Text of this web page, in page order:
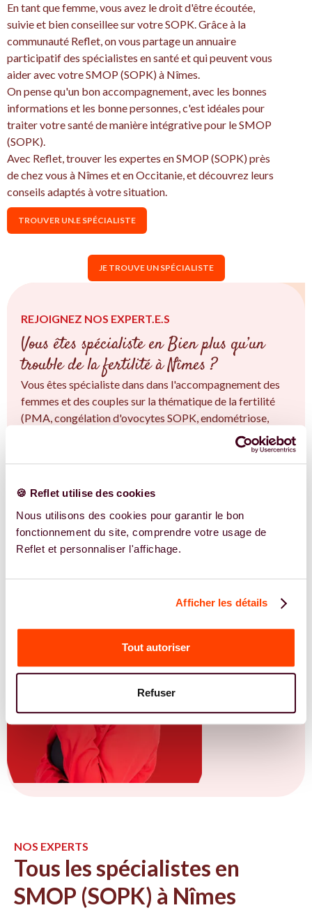
🍪 Reflet utilise des cookies
Nous utilisons des cookies pour garantir le bon
fonctionnement du site, comprendre votre usage de
Reflet et personnaliser l'affichage.
Afficher les détails
Tout autoriser
Refuser
En tant que femme, vous avez le droit d'être écoutée,
suivie et bien conseillee sur votre SOPK. Grâce à la
communauté Reflet, on vous partage un annuaire
participatif des spécialistes en santé et qui peuvent vous
aider avec votre SMOP (SOPK) à Nîmes.
On pense qu'un bon accompagnement, avec les bonnes
informations et les bonne personnes, c'est idéales pour
traiter votre santé de manière intégrative pour le SMOP
(SOPK).
Avec Reflet, trouver les expertes en SMOP (SOPK) près
de chez vous à Nîmes et en Occitanie, et découvrez leurs
conseils adaptés à votre situation.
TROUVER UN.E SPÉCIALISTE
JE TROUVE UN SPÉCIALISTE
REJOIGNEZ NOS EXPERT.E.S
Vous êtes spécialiste en Bien plus qu’un
trouble de la fertilité à Nîmes ?
Vous êtes spécialiste dans dans l'accompagnement des
femmes et des couples sur la thématique de la fertilité
(PMA, congélation d'ovocytes SOPK, endométriose,
fertilité naturelle...) à Nîmes et en Occitanie. Vous êtes
convaincu.e qu'une approche intégrative est la clé ?
Rejoignez-nous !
EN SAVOIR PLUS
NOS EXPERTS
Tous les spécialistes en
SMOP (SOPK) à Nîmes